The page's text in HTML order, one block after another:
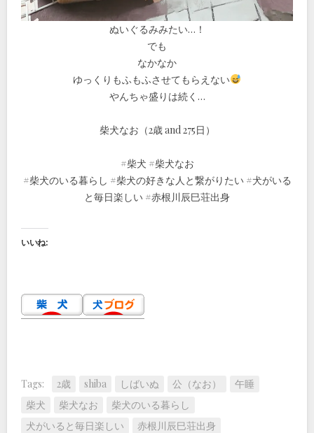
ぬいぐるみみたい…！
でも
なかなか
ゆっくりもふもふさせてもらえない
やんちゃ盛りは続く…
柴犬なお（2歳 and 275日）
#柴犬 #柴犬なお
#柴犬のいる暮らし #柴犬の好きな人と繋がりたい #犬がいる
と毎日楽しい #赤根川辰巳荘出身
いいね:
Tags: 2歳 shiba しばいぬ 公（なお）
午睡
柴犬
柴犬なお
柴犬のいる暮らし
犬がいると毎日楽しい
赤根川辰巳荘出身